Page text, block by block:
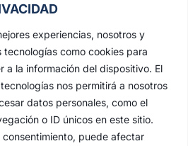
experiencias, nosotros y
tecnologías como cookies para
a la información del dispositivo. El
nos permitirá a nosotros
datos personales, como el
o ID únicos en este sitio.
puede afectar